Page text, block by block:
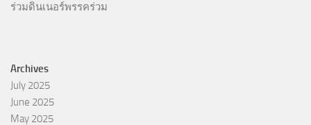
ร่วมดินเนอร์พรรคร่วม
Archives
July 2025
June 2025
May 2025